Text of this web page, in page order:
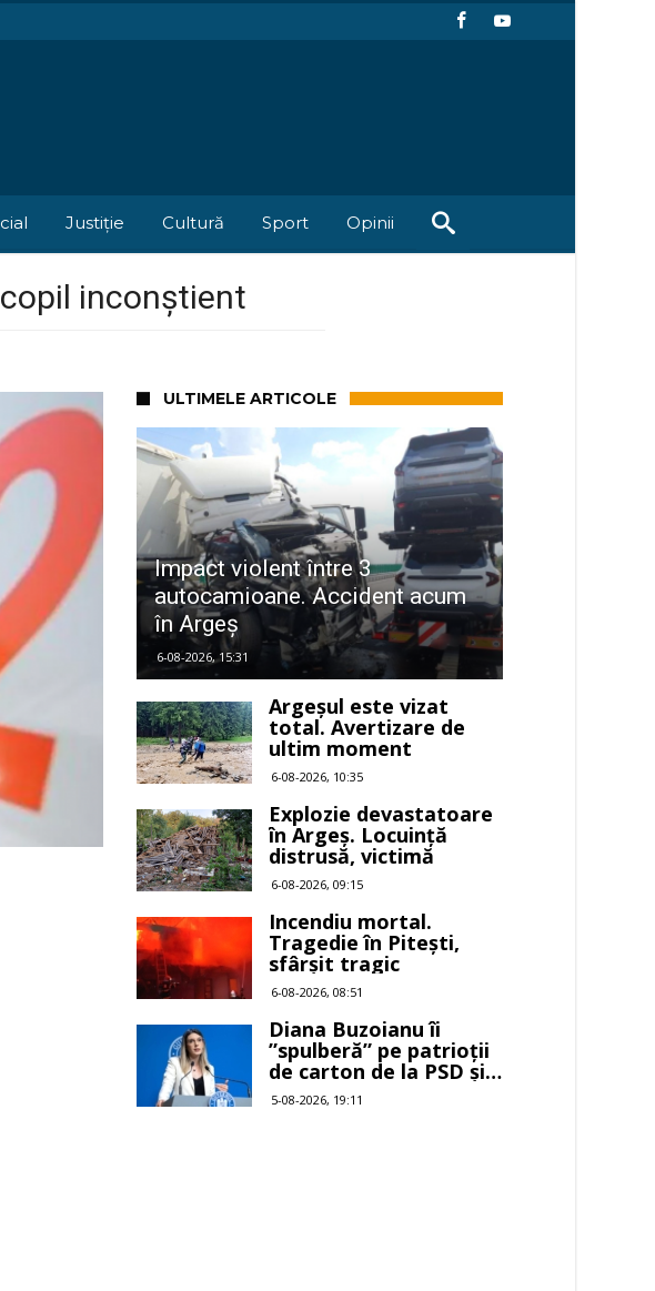
Justiție Cultură Sport Opinii
inconștient
ULTIMELE ARTICOLE
Impact violent între 3
autocamioane. Accident acum
în Argeș
6-08-2026, 15:31
Argeșul este vizat
total. Avertizare de
ultim moment
6-08-2026, 10:35
Explozie devastatoare
în Argeș. Locuință
distrusă, victimă
6-08-2026, 09:15
Incendiu mortal.
Tragedie în Pitești,
sfârșit tragic
6-08-2026, 08:51
Diana Buzoianu îi
”spulberă” pe patrioții
de carton de la PSD și
AUR
5-08-2026, 19:11